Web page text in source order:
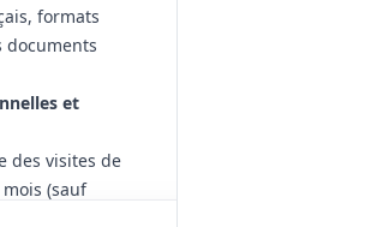
formats
documents
et
des visites de
(sauf